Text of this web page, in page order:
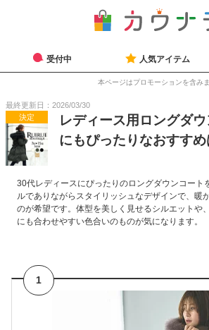
受付中 人気アイテム
本ページはプロモーションを含み
最終更新日：2026/03/30
決定
レディース用ロングダ
にもぴったりなおすすめ
30代レディースにぴったりのロングダウンコート
ルでありながらスタイリッシュなデザインで、暖
のが希望です。体型を美しく見せるシルエットや
にも合わせやすい色合いのものが気になります。
1